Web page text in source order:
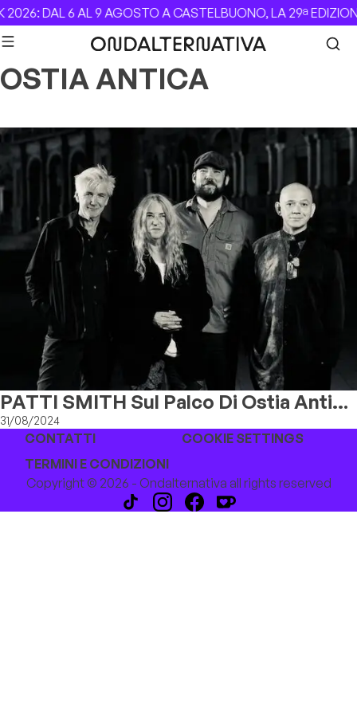
Skip to content
DAL 6 AL 9 AGOSTO A CASTELBUONO, LA 29ª
OSTIA ANTICA
PATTI SMITH Sul Palco Di Ostia Antica
Festival Martedì 3 Settembre Con
"Pasolini And The Sea"
31/08/2024
CONTATTI
COOKIE SETTINGS
TERMINI E CONDIZIONI
Copyright © 2026 - Ondalternativa all rights reserved